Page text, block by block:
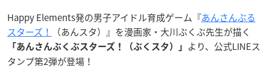
Happy Elements発の男子アイドル育成ゲーム『あんさんぶる
スターズ！
（あんスタ）』を漫画家・大川ぶくぶ先生が描く
「あんさんぶくぶスターズ！（ぶくスタ）」
より、公式LINEス
タンプ第2弾が登場！